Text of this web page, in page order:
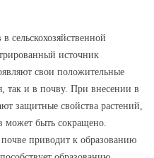
сельскохозяйственной
источник
свои положительные
так и в почву. При внесении в
защитные свойства растений,
может быть сокращено.
приводит к образованию